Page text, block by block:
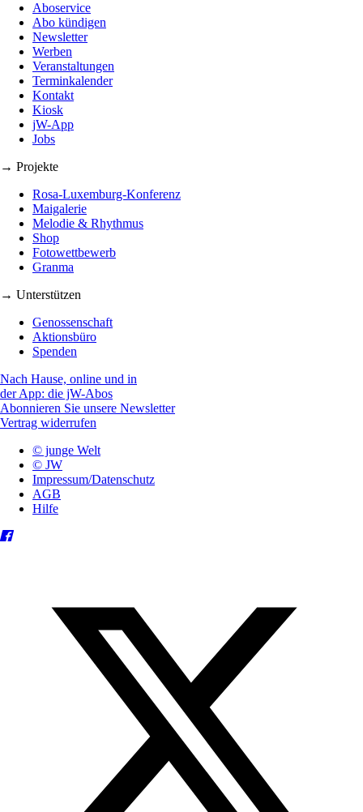
Aboservice
Abo kündigen
Newsletter
Werben
Veranstaltungen
Terminkalender
Kontakt
Kiosk
jW-App
Jobs
→ Projekte
Rosa-Luxemburg-Konferenz
Maigalerie
Melodie & Rhythmus
Shop
Fotowettbewerb
Granma
→ Unterstützen
Genossenschaft
Aktionsbüro
Spenden
Nach Hause, online und in
der App: die jW-Abos
Abonnieren Sie unsere Newsletter
Vertrag widerrufen
© junge Welt
© JW
Impressum/Datenschutz
AGB
Hilfe